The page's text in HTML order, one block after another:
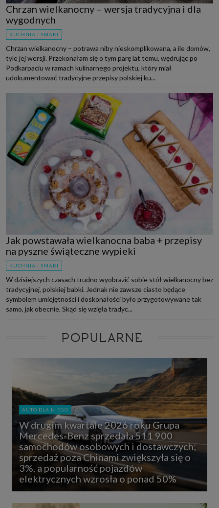
Chrzan wielkanocny – wersja tradycyjna i dla
wygodnych
KUCHNIA I SMAKI
Chrzan wielkanocny – potrawa niby nieskomplikowana, a ile domów,
tyle jej wersji. Przekonałam się o tym parę lat temu, wędrując po
Podkarpaciu w ramach kulinarnego projektu, który miał
udokumentować tradycyjne przepisy polskiej ku...
Jak powstawała wielkanocna baba + przepisy
na pyszne świąteczne wypieki
KUCHNIA I SMAKI
W dzisiejszych czasach trudno wyobrazić sobie stół wielkanocny bez
tradycyjnej, polskiej babki. Jednak nie zawsze ciasto będące
symbolem umiejętności i doskonałości było przygotowywane tak
samo, jak obecnie. Skąd się wzięła tradyc...
POPULARNE
AUTO DLA NIEGO
W drugim kwartale 2026 roku Grupa
Mercedes-Benz sprzedała 511 900
samochodów osobowych i dostawczych;
sprzedaż poza Chinami zwiększyła się o
3%, a popularność pojazdów
elektrycznych wzrosła o ponad 50%